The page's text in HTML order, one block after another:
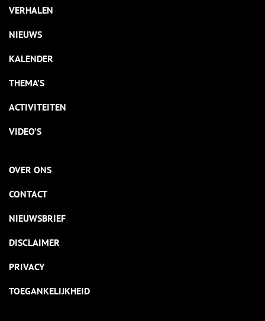
VERHALEN
NIEUWS
KALENDER
THEMA’S
ACTIVITEITEN
VIDEO’S
OVER ONS
CONTACT
NIEUWSBRIEF
DISCLAIMER
PRIVACY
TOEGANKELIJKHEID